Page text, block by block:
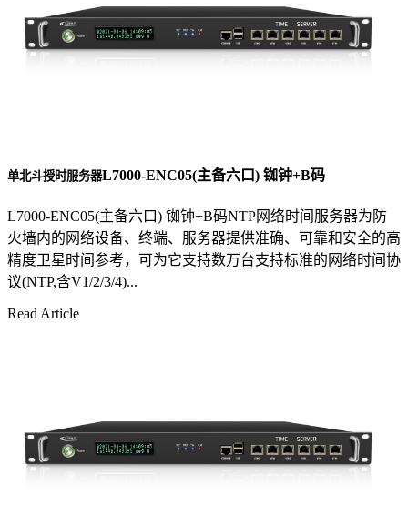
单北斗授时服务器L7000-ENC05(主备六口) 铷钟+B码
L7000-ENC05(主备六口) 铷钟+B码NTP网络时间服务器为防
火墙内的网络设备、终端、服务器提供准确、可靠和安全的高
精度卫星时间参考，可为它支持数万台支持标准的网络时间协
议(NTP,含V1/2/3/4)...
Read Article